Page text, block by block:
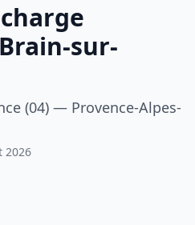
sur-
(04) — Provence-Alpes-
2026